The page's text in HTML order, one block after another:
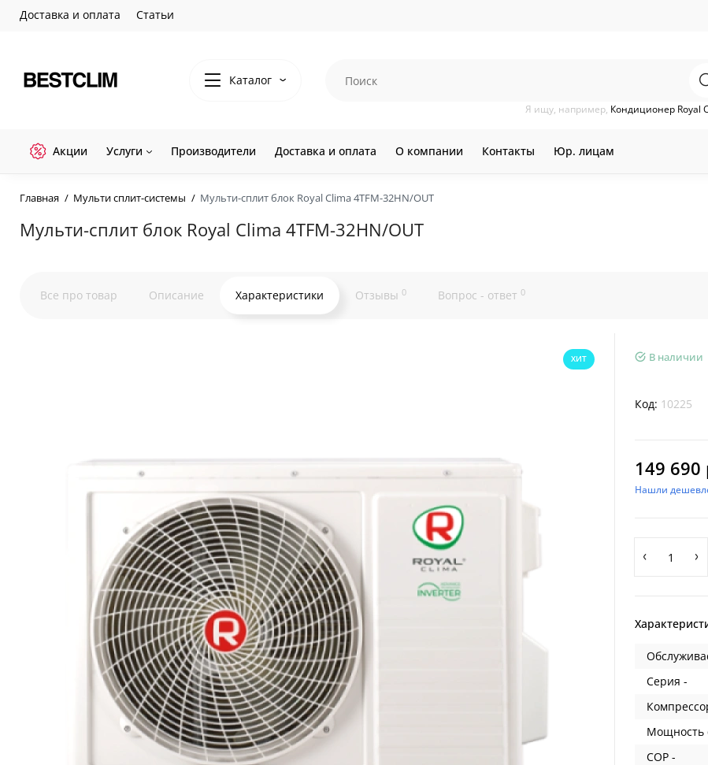
Доставка и оплата Статьи
Каталог
Я ищу, например, Кондиционер Royal
Акции Услуги Производители Доставка и оплата О компании Контакты Юр. лицам
Главная Мульти сплит-системы Мульти-сплит блок Royal Clima 4TFM-32HN/OUT
Мульти-сплит блок Royal Clima 4TFM-32HN/OUT
Все про товар Описание Характеристики Отзывы 0 Вопрос - ответ 0
ХИТ В наличии
Код: 10225
149 690
Нашли
Серия -
Мощность
COP -